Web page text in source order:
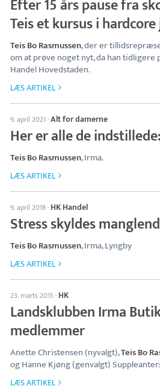
Efter 15 års pause fra
Teis et kursus i
Teis Bo Rasmussen, der er
om at prøve noget nyt, da han
Handel Hovedstaden.
LÆS ARTIKEL
9. april 2021·Alt for damerne
Her er alle de
Teis Bo Rasmussen, Irma.
LÆS ARTIKEL
9. april 2018· HK Handel
Stress skyldes
Teis Bo Rasmussen, Irma, Lyngby
LÆS ARTIKEL
23. marts 2015· HK
Landsklubben Irma
medlemmer
Anette Christensen (nyvalgt),Teis Bo
og Hanne Kjøng (genvalgt) Suppleanter:
LÆS ARTIKEL